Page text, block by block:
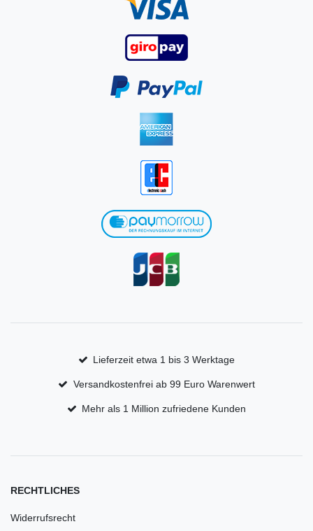
Lieferzeit etwa 1 bis 3 Werktage
Versandkostenfrei ab 99 Euro Warenwert
Mehr als 1 Million zufriedene Kunden
RECHTLICHES
Widerrufsrecht